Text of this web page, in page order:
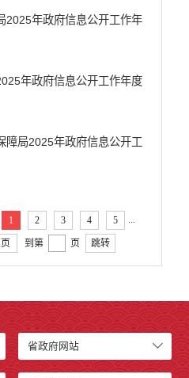
2025年政府信息公开工作年
年政府信息公开工作年度
障局2025年政府信息公开工
1 2 3 4 5 ...
到第 页 跳转
省政府网站